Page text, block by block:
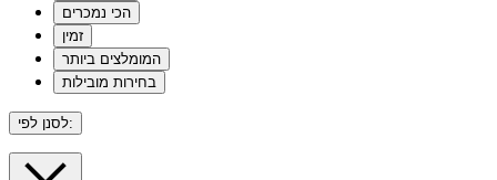
הכי נמכרים
זמין
המומלצים ביותר
בחירות מובילות
לסנן לפי: